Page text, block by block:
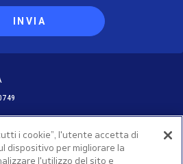
SpA in ottemperanza delle
al “FONDO ASTOI A TUTELA DEI
INVIA
i cookie”, l'utente accetta di
dispositivo per migliorare la
l'utilizzo del sito e